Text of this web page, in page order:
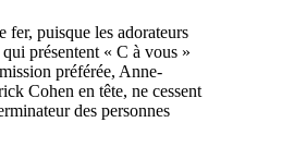
fer, puisque les adorateurs
présentent « C à vous »
préférée, Anne-
Cohen en tête, ne cessent
des personnes